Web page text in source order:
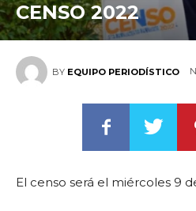
CENSO 2022
BY EQUIPO PERIODÍSTICO
El censo será el miércoles 9